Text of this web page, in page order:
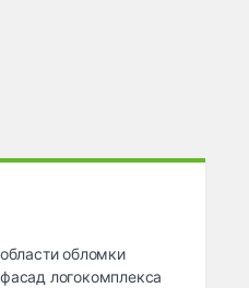
обломки
логокомплекса